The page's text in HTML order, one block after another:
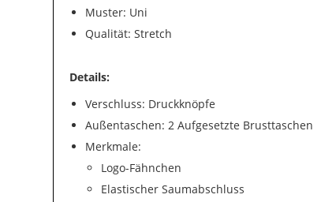
Muster: Uni
Qualität: Stretch
Details:
Verschluss: Druckknöpfe
Außentaschen: 2 Aufgesetzte Brusttaschen
Merkmale:
Logo-Fähnchen
Elastischer Saumabschluss